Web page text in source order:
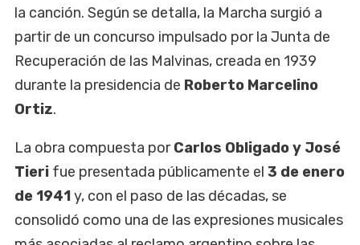
la canción. Según se detalla, la Marcha surgió a
partir de un concurso impulsado por la Junta de
Recuperación de las Malvinas, creada en 1939
durante la presidencia de Roberto Marcelino
Ortiz.
La obra compuesta porCarlos Obligado y José
Tieri fue presentada públicamente el 3 de enero
de 1941y, con el paso de las décadas, se
consolidó como una de las expresiones musicales